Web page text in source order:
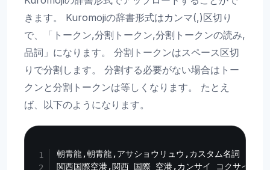
きます。 Kuromojiの辞書形式はカンマ(,)区切り
で、「トークン,分割トークン,分割トークンの読み,
品詞」になります。 分割トークンはスペース区切
りで分割します。 分割する必要がない場合はトー
クンと分割トークンは等しくなります。 たとえ
ば、以下のようになります。
朝青龍,朝青龍,アサショウリュウ,カスタム名詞